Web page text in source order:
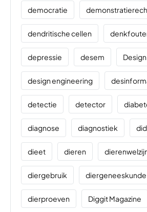
democratie
dendritische cellen
depressie desem Design
design engineering
detectie detector
diagnose diagnostiek
dieet dieren
diergebruik diergeneeskunde
dierproeven Diggit Magazine